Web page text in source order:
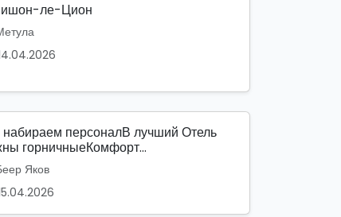
ле-Цион
персоналВ лучший Отель
горничныеКомфорт...
Яков